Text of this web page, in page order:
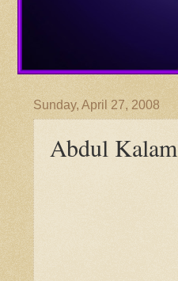
Sunday, April 27, 2008
Abdul Kalam